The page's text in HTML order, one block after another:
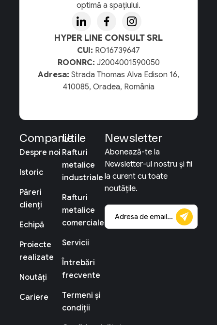
optimă a spațiului.
HYPER LINE CONSULT SRL
CUI: RO16739647
ROONRC: J2004001590050
Adresa: Strada Thomas Alva Edison 16,
410085, Oradea, România
Companie
Despre noi
Istoric
Păreri
clienți
Echipă
Proiecte
realizate
Noutăți
Cariere
Utile
Rafturi
metalice
industriale
Rafturi
metalice
comerciale
Servicii
Întrebări
frecvente
Termeni și
condiții
Newsletter
Abonează-te la
Newsletter-ul nostru și fii
la curent cu toate
noutățile.